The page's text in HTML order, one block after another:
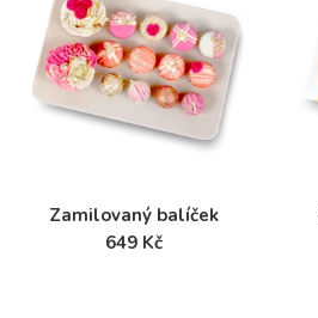
Zamilovaný balíček
649 Kč